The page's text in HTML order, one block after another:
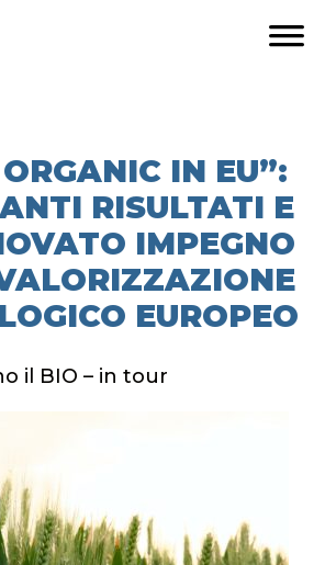
IN EU”:
RISULTATI E
IMPEGNO
EUROPEO
il BIO – in tour